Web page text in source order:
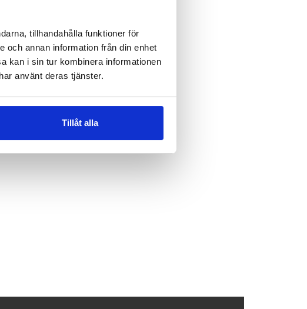
tillhandahålla funktioner för
och annan information från din enhet
kan i sin tur kombinera informationen
använt deras tjänster.
Tillåt alla